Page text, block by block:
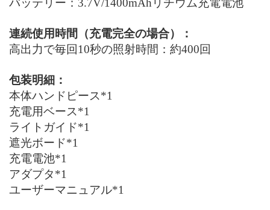
バッテリー： 3.7V/1400mAh リチウム充電電池
連続使用時間（充電完全の場合）：
高出力で毎回10秒の照射時間：約400回
包装明細：
本体ハンドピース*1
充電用ベース*1
ライトガイド*1
遮光ボード*1
充電電池*1
アダプタ*1
ユーザーマニュアル*1